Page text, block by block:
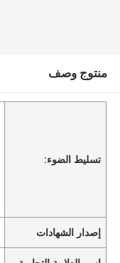
منتوج وصف
تسليط الضوء:
إصدار الشهادات